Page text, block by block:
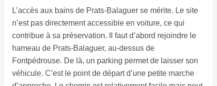
L’accès aux bains de Prats-Balaguer se mérite. Le site
n’est pas directement accessible en voiture, ce qui
contribue à sa préservation. Il faut d’abord rejoindre le
hameau de Prats-Balaguer, au-dessus de
Fontpédrouse. De là, un parking permet de laisser son
véhicule. C’est le point de départ d’une petite marche